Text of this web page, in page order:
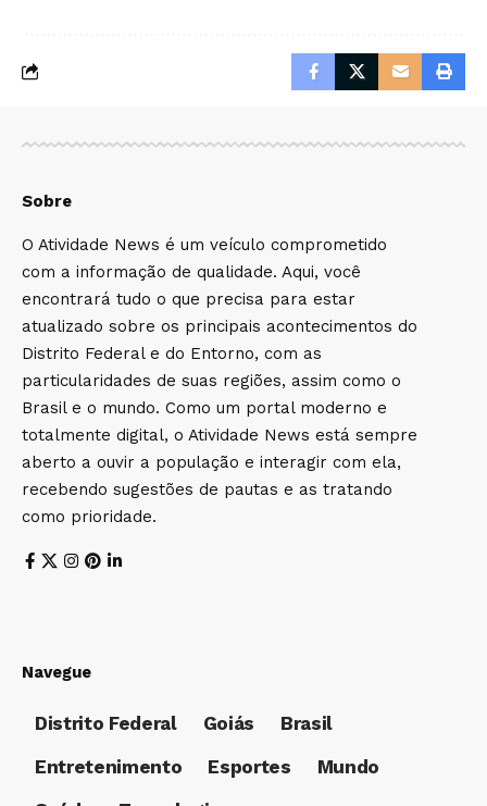
Sobre
O Atividade News é um veículo comprometido
com a informação de qualidade. Aqui, você
encontrará tudo o que precisa para estar
atualizado sobre os principais acontecimentos do
Distrito Federal e do Entorno, com as
particularidades de suas regiões, assim como o
Brasil e o mundo. Como um portal moderno e
totalmente digital, o Atividade News está sempre
aberto a ouvir a população e interagir com ela,
recebendo sugestões de pautas e as tratando
como prioridade.
Navegue
Distrito Federal Goiás
Brasil
Entretenimento
Esportes
Mundo